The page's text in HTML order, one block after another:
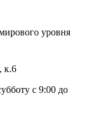
уровня
к.6
с 9:00 до